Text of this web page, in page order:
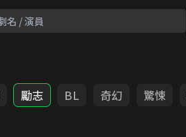
勵志 BL 奇幻 驚悚